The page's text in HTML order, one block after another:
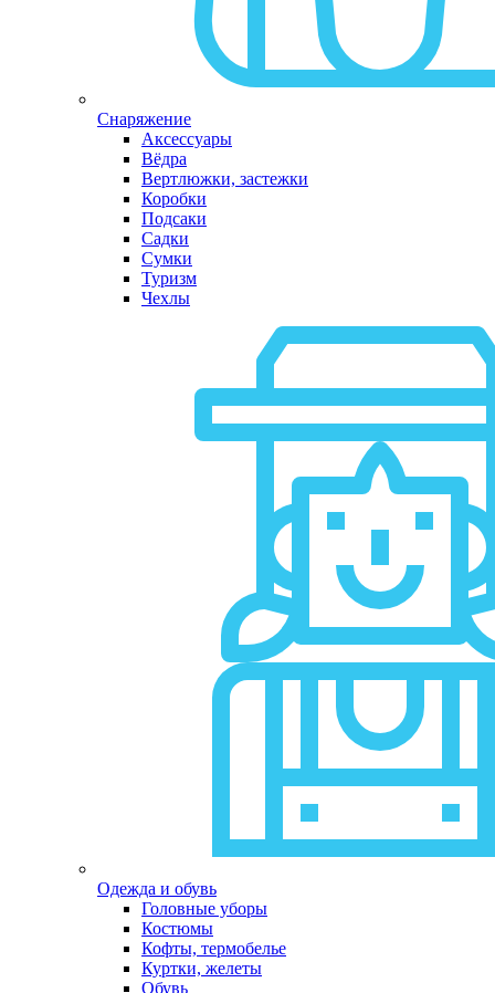
Снаряжение
Аксессуары
Вёдра
Вертлюжки, застежки
Коробки
Подсаки
Садки
Сумки
Туризм
Чехлы
Одежда и обувь
Головные уборы
Костюмы
Кофты, термобелье
Куртки, желеты
Обувь